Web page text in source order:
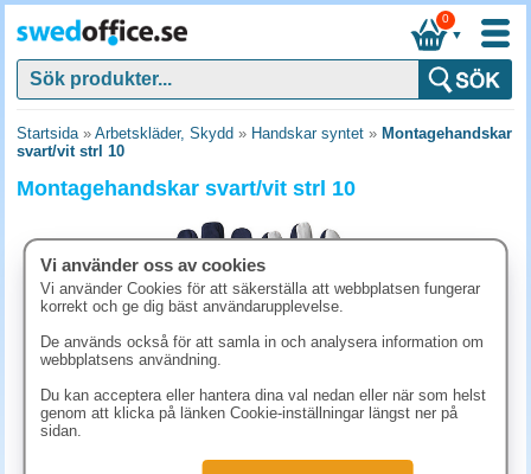
▼
0
Startsida» Arbetskläder, Skydd » Handskar syntet » Montagehandskar
svart/vit strl 10
Montagehandskar svart/vit strl 10
Vi använder oss av cookies
Vi använder Cookies för att säkerställa att webbplatsen fungerar
korrekt och ge dig bäst användarupplevelse.
De används också för att samla in och analysera information om
webbplatsens användning.
Du kan acceptera eller hantera dina val nedan eller när som helst
genom att klicka på länken Cookie-inställningar längst ner på
sidan.